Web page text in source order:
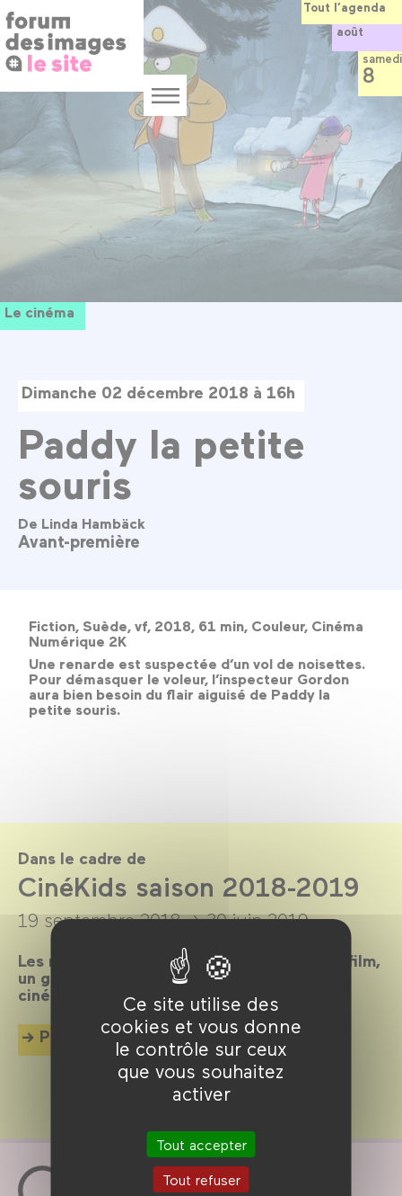
Panneau de gestion des cookies
Ce site utilise des
cookies et vous donne
le contrôle sur ceux
que vous souhaitez
activer
Tout accepter
Tout refuser
au
contenu
principal
Menu
Le cinéma
Dimanche 02 décembre 2018 à 16h
Paddy la petite
souris
De Linda Hambäck
Avant-première
Fiction, Suède, vf, 2018, 61 min, Couleur, Cinéma
Numérique 2K
Une renarde est suspectée d’un vol de noisettes.
Pour démasquer le voleur, l’inspecteur Gordon
aura bien besoin du flair aiguisé de Paddy la
petite souris.
Dans le cadre de
CinéKids saison 2018-2019
19 septembre 2018 → 30 juin 2019
Les mercredis et dimanches après-midi, un film,
un goûter et des animations pour tous les
cinéphiles en herbe de 18 mois à 8 ans !
Plus d'info
Tout l’agenda
août
samedi
8